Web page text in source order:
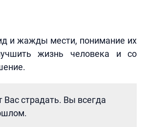
и жажды мести, понимание их
жизнь человека и со
Вас страдать. Вы всегда